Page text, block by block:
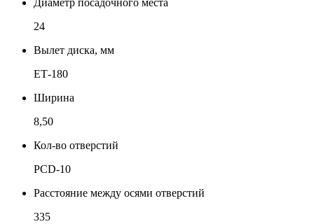
Диаметр посадочного места
24
Вылет диска, мм
ЕТ-180
Ширина
8,50
Кол-во отверстий
PCD-10
Расстояние между осями отверстий
335